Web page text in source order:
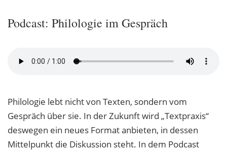
Podcast: Philologie im Gespräch
Philologie lebt nicht von Texten, sondern vom
Gespräch über sie. In der Zukunft wird „Textpraxis“
deswegen ein neues Format anbieten, in dessen
Mittelpunkt die Diskussion steht. In dem Podcast